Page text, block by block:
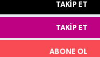
TAKIP ET
TAKIP ET
ABONE OL